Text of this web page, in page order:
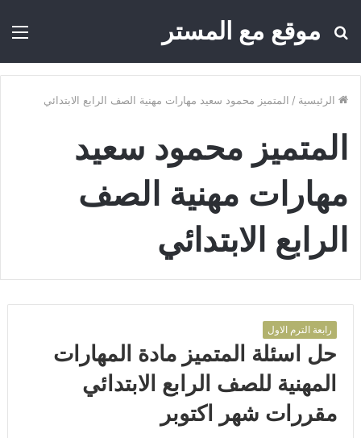
موقع مع المستر
بحث
الرئيسية / المتميز محمود سعيد مهارات مهنية الصف الرابع الابتدائي
المتميز محمود سعيد
مهارات مهنية الصف
الرابع الابتدائي
رابعة الترم الاول
حل اسئلة المتميز مادة المهارات
المهنية للصف الرابع الابتدائي
مقررات شهر اكتوبر